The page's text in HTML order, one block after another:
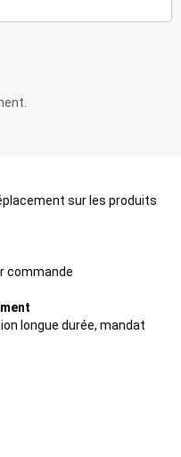
sur les produits
commande
longue durée, mandat